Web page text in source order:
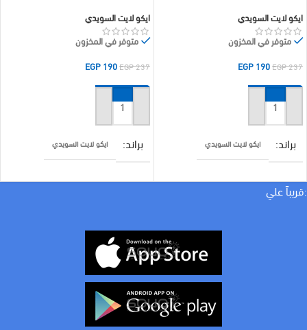
ايكو لايت السويدي
متوفر في المخزون
EGP237
EGP190
إضافة إلى السلة
براند ايكو لايت السويدي
لون الاضاءة
ايكو لايت السويدي
متوفر في المخزون
EGP237
EGP190
إضافة إلى السلة
براند ايكو لايت السويدي
WATT :قريباً علي